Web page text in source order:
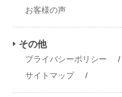
お客様の声
その他
プライバシーポリシー
/
サイトマップ
/